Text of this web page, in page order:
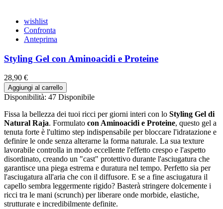
wishlist
Confronta
Anteprima
Styling Gel con Aminoacidi e Proteine
28,90 €
Aggiungi al carrello
Disponibilità: 47 Disponibile
Fissa la bellezza dei tuoi ricci per giorni interi con lo Styling Gel di
Natural Raja. Formulato con Aminoacidi e Proteine, questo gel a
tenuta forte è l'ultimo step indispensabile per bloccare l'idratazione e
definire le onde senza alterarne la forma naturale. La sua texture
lavorabile controlla in modo eccellente l'effetto crespo e l'aspetto
disordinato, creando un "cast" protettivo durante l'asciugatura che
garantisce una piega estrema e duratura nel tempo. Perfetto sia per
l'asciugatura all'aria che con il diffusore. E se a fine asciugatura il
capello sembra leggermente rigido? Basterà stringere dolcemente i
ricci tra le mani (scrunch) per liberare onde morbide, elastiche,
strutturate e incredibilmente definite.